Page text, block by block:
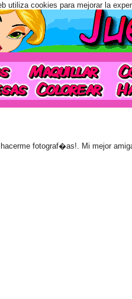
fotograf�as!. Mi mejor
utiliza cookies para mejorar la